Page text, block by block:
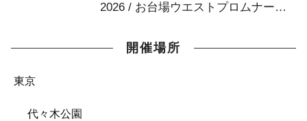
2026 / お台場ウエストプロムナード
開催場所
東京
代々木公園